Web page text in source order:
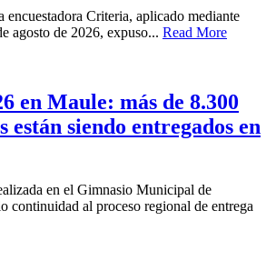
encuestadora Criteria, aplicado mediante
agosto de 2026, expuso... Read More
en Maule: más de 8.300
están siendo entregados en
en el Gimnasio Municipal de
continuidad al proceso regional de entrega